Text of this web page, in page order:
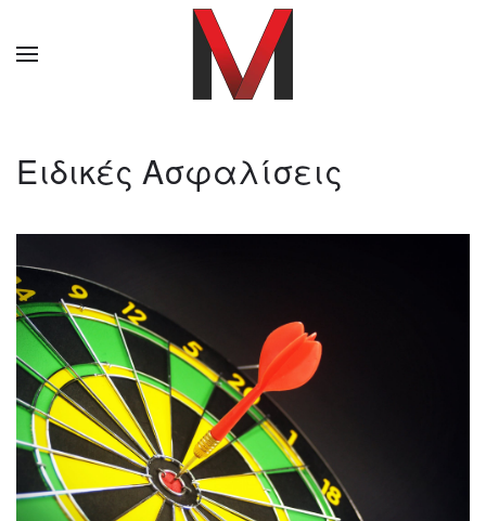
Ειδικές Ασφαλίσεις